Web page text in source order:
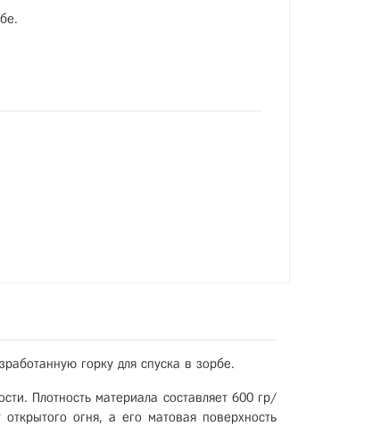
горку для спуска в зорбе.
Плотность материала составляет 600 гр/
огня, а его матовая поверхность